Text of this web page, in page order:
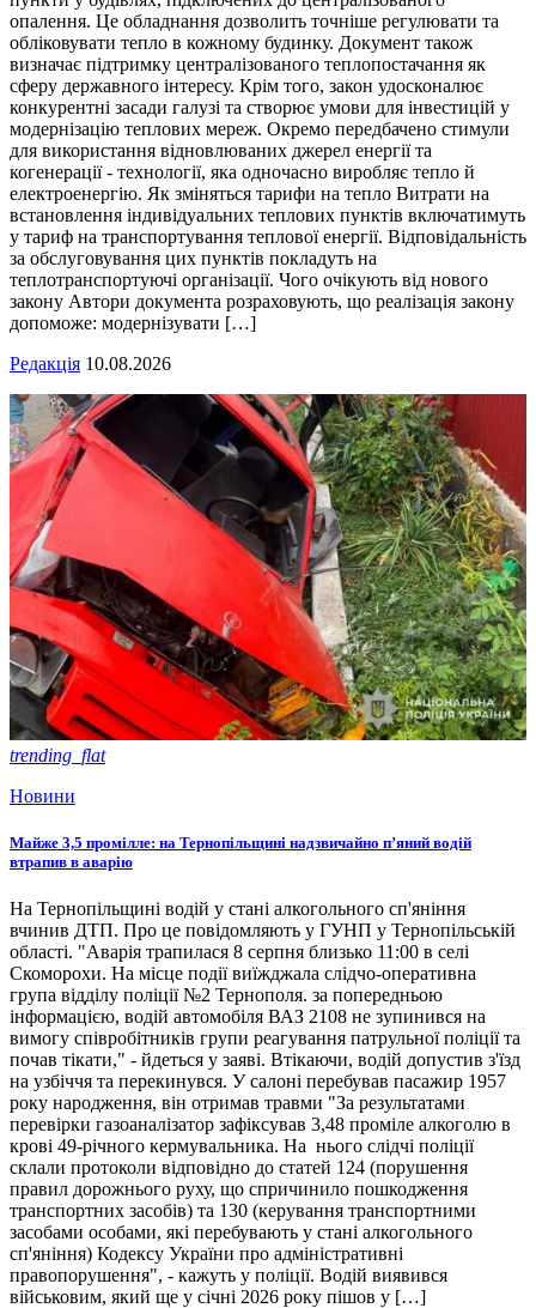
опалення. Це обладнання дозволить точніше регулювати та
обліковувати тепло в кожному будинку. Документ також
визначає підтримку централізованого теплопостачання як
сферу державного інтересу. Крім того, закон удосконалює
конкурентні засади галузі та створює умови для інвестицій у
модернізацію теплових мереж. Окремо передбачено стимули
для використання відновлюваних джерел енергії та
когенерації - технології, яка одночасно виробляє тепло й
електроенергію. Як зміняться тарифи на тепло Витрати на
встановлення індивідуальних теплових пунктів включатимуть
у тариф на транспортування теплової енергії. Відповідальність
за обслуговування цих пунктів покладуть на
теплотранспортуючі організації. Чого очікують від нового
закону Автори документа розраховують, що реалізація закону
допоможе: модернізувати […]
Редакція 10.08.2026
trending_flat
Новини
Майже 3,5 промілле: на Тернопільщині надзвичайно п’яний водій
втрапив в аварію
На Тернопільщині водій у стані алкогольного сп'яніння
вчинив ДТП. Про це повідомляють у ГУНП у Тернопільській
області. "Аварія трапилася 8 серпня близько 11:00 в селі
Скоморохи. На місце події виїжджала слідчо-оперативна
група відділу поліції №2 Тернополя. за попередньою
інформацією, водій автомобіля ВАЗ 2108 не зупинився на
вимогу співробітників групи реагування патрульної поліції та
почав тікати," - йдеться у заяві. Втікаючи, водій допустив з'їзд
на узбіччя та перекинувся. У салоні перебував пасажир 1957
року народження, він отримав травми "За результатами
перевірки газоаналізатор зафіксував 3,48 проміле алкоголю в
крові 49-річного кермувальника. На нього слідчі поліції
склали протоколи відповідно до статей 124 (порушення
правил дорожнього руху, що спричинило пошкодження
транспортних засобів) та 130 (керування транспортними
засобами особами, які перебувають у стані алкогольного
сп'яніння) Кодексу України про адміністративні
правопорушення", - кажуть у поліції. Водій виявився
військовим, який ще у січні 2026 року пішов у […]